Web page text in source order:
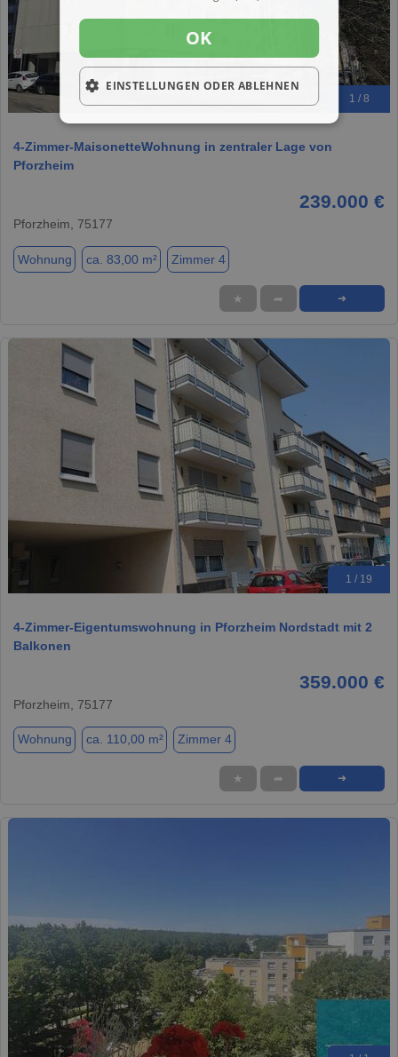
1 / 8
4-Zimmer-MaisonetteWohnung in zentraler Lage von
Pforzheim
239.000 €
Pforzheim, 75177
Wohnung ca. 83,00 m² Zimmer 4
★ ➦ ➜
1 / 19
4-Zimmer-Eigentumswohnung in Pforzheim Nordstadt mit 2
Balkonen
359.000 €
Pforzheim, 75177
Wohnung ca. 110,00 m² Zimmer 4
★ ➦ ➜
OK
EINSTELLUNGEN ODER ABLEHNEN